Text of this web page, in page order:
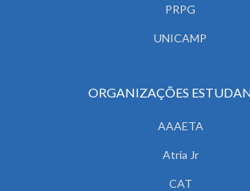
PRPG
UNICAMP
ORGANIZAÇÕES
AAAETA
Atria Jr
CAT